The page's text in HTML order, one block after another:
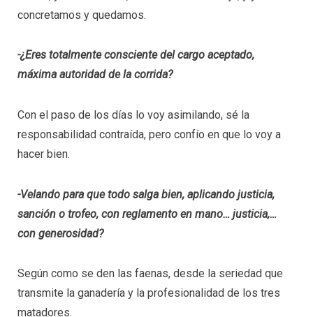
concretamos y quedamos.
-¿Eres totalmente consciente del cargo aceptado,
máxima autoridad de la corrida?
Con el paso de los días lo voy asimilando, sé la
responsabilidad contraída, pero confío en que lo voy a
hacer bien.
-Velando para que todo salga bien, aplicando justicia,
sanción o trofeo, con reglamento en mano… justicia,…
con generosidad?
Según como se den las faenas, desde la seriedad que
transmite la ganadería y la profesionalidad de los tres
matadores.